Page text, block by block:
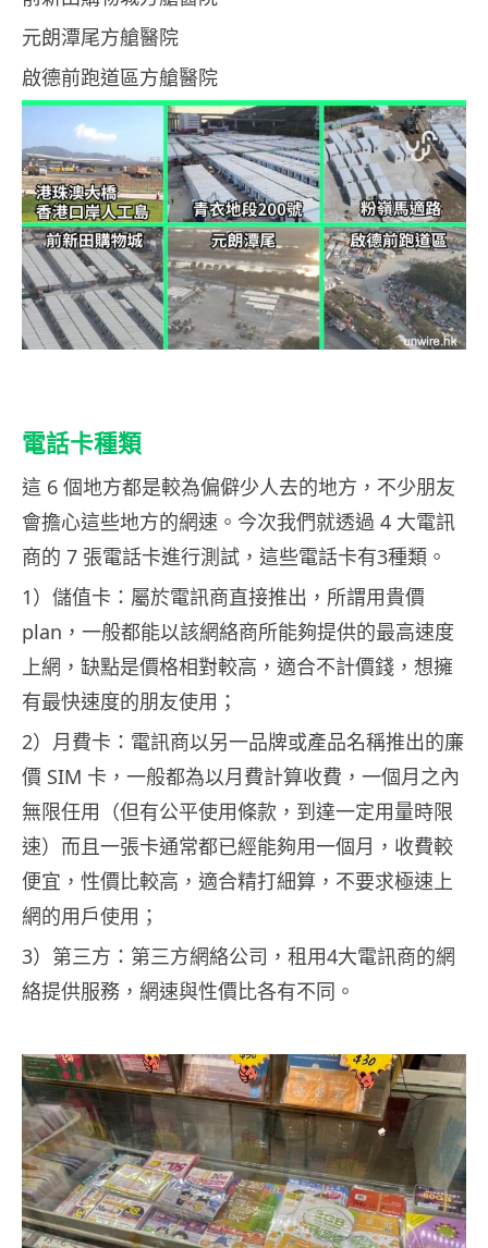
元朗潭尾方艙醫院
啟德前跑道區方艙醫院
電話卡種類
這 6 個地方都是較為偏僻少人去的地方，不少朋友
會擔心這些地方的網速。今次我們就透過 4 大電訊
商的 7 張電話卡進行測試，這些電話卡有3種類。
1）儲值卡：屬於電訊商直接推出，所謂用貴價
plan，一般都能以該網絡商所能夠提供的最高速度
上網，缺點是價格相對較高，適合不計價錢，想擁
有最快速度的朋友使用；
2）月費卡：電訊商以另一品牌或產品名稱推出的廉
價 SIM 卡，一般都為以月費計算收費，一個月之內
無限任用（但有公平使用條款，到達一定用量時限
速）而且一張卡通常都已經能夠用一個月，收費較
便宜，性價比較高，適合精打細算，不要求極速上
網的用戶使用；
3）第三方：第三方網絡公司，租用4大電訊商的網
絡提供服務，網速與性價比各有不同。